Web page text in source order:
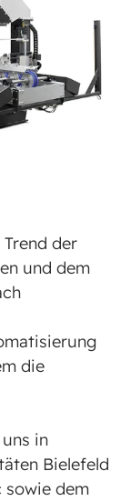
der
und dem
die
in
Bielefeld
sowie dem